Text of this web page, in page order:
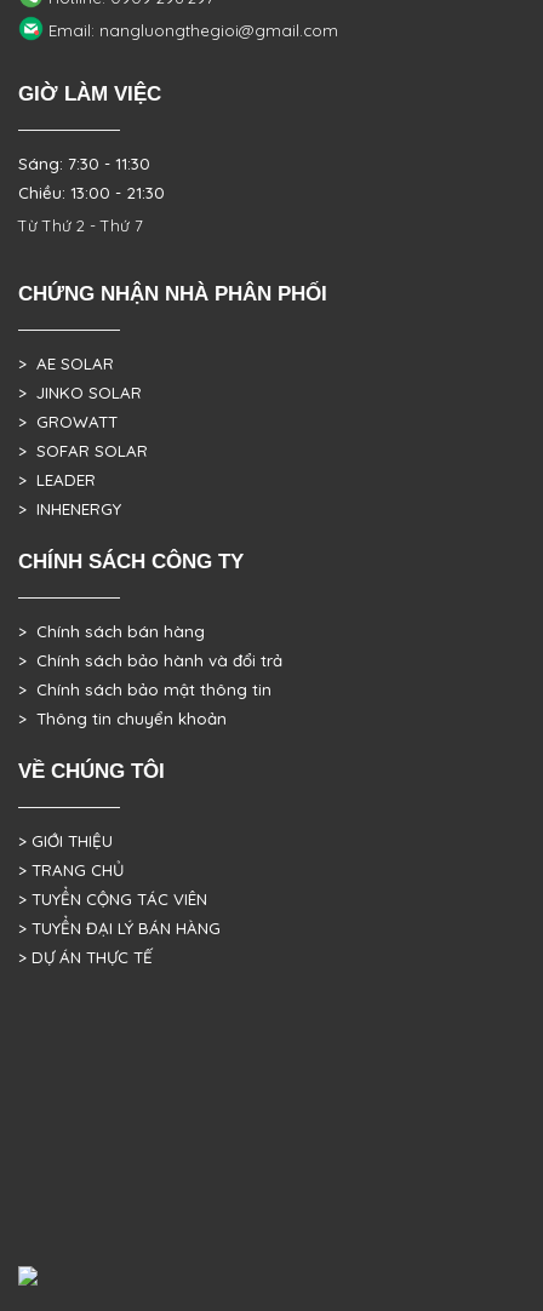
Email: nangluongthegioi@gmail.com
GIỜ LÀM VIỆC
Sáng: 7:30 - 11:30
Chiều: 13:00 - 21:30
Từ Thứ 2 - Thứ 7
CHỨNG NHẬN NHÀ PHÂN PHỐI
> AE SOLAR
> JINKO SOLAR
> GROWATT
> SOFAR SOLAR
> LEADER
> INHENERGY
CHÍNH SÁCH CÔNG TY
> Chính sách bán hàng
> Chính sách bảo hành và đổi trả
> Chính sách bảo mật thông tin
> Thông tin chuyển khoản
VỀ CHÚNG TÔI
> GIỚI THIỆU
> TRANG CHỦ
> TUYỂN CỘNG TÁC VIÊN
> TUYỂN ĐẠI LÝ BÁN HÀNG
> DỰ ÁN THỰC TẾ